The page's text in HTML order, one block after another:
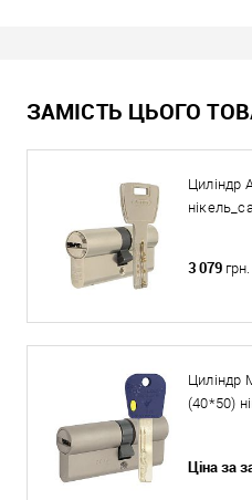
ЗАМІСТЬ ЦЬОГО
Циліндр
3 079 грн.
Циліндр
(40*50)
Ціна за